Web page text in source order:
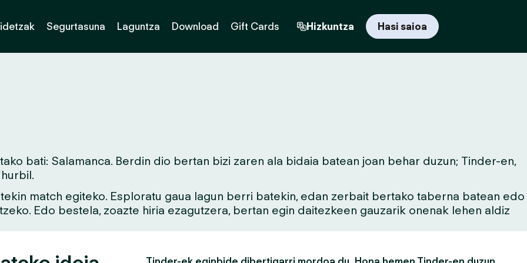
Segurtasuna Laguntza Download Gift Cards Hizkuntza Hasi saioa
bati: Salamanca. Berdin dio bertan bizi zaren ala bidaia batean joan behar duzun; Tinder-en,
match egiteko. Esploratu gaua lagun berri batekin, edan zerbait bertako taberna batean edo
Edo bestela, zoazte hiria ezagutzera, bertan egin daitezkeen gauzarik onenak lehen aldiz